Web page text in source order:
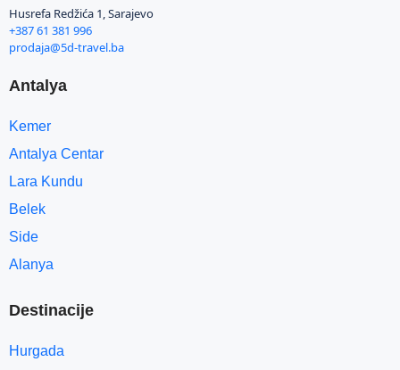
Husrefa Redžića 1, Sarajevo
+387 61 381 996
prodaja@5d-travel.ba
Antalya
Kemer
Antalya Centar
Lara Kundu
Belek
Side
Alanya
Destinacije
Hurgada